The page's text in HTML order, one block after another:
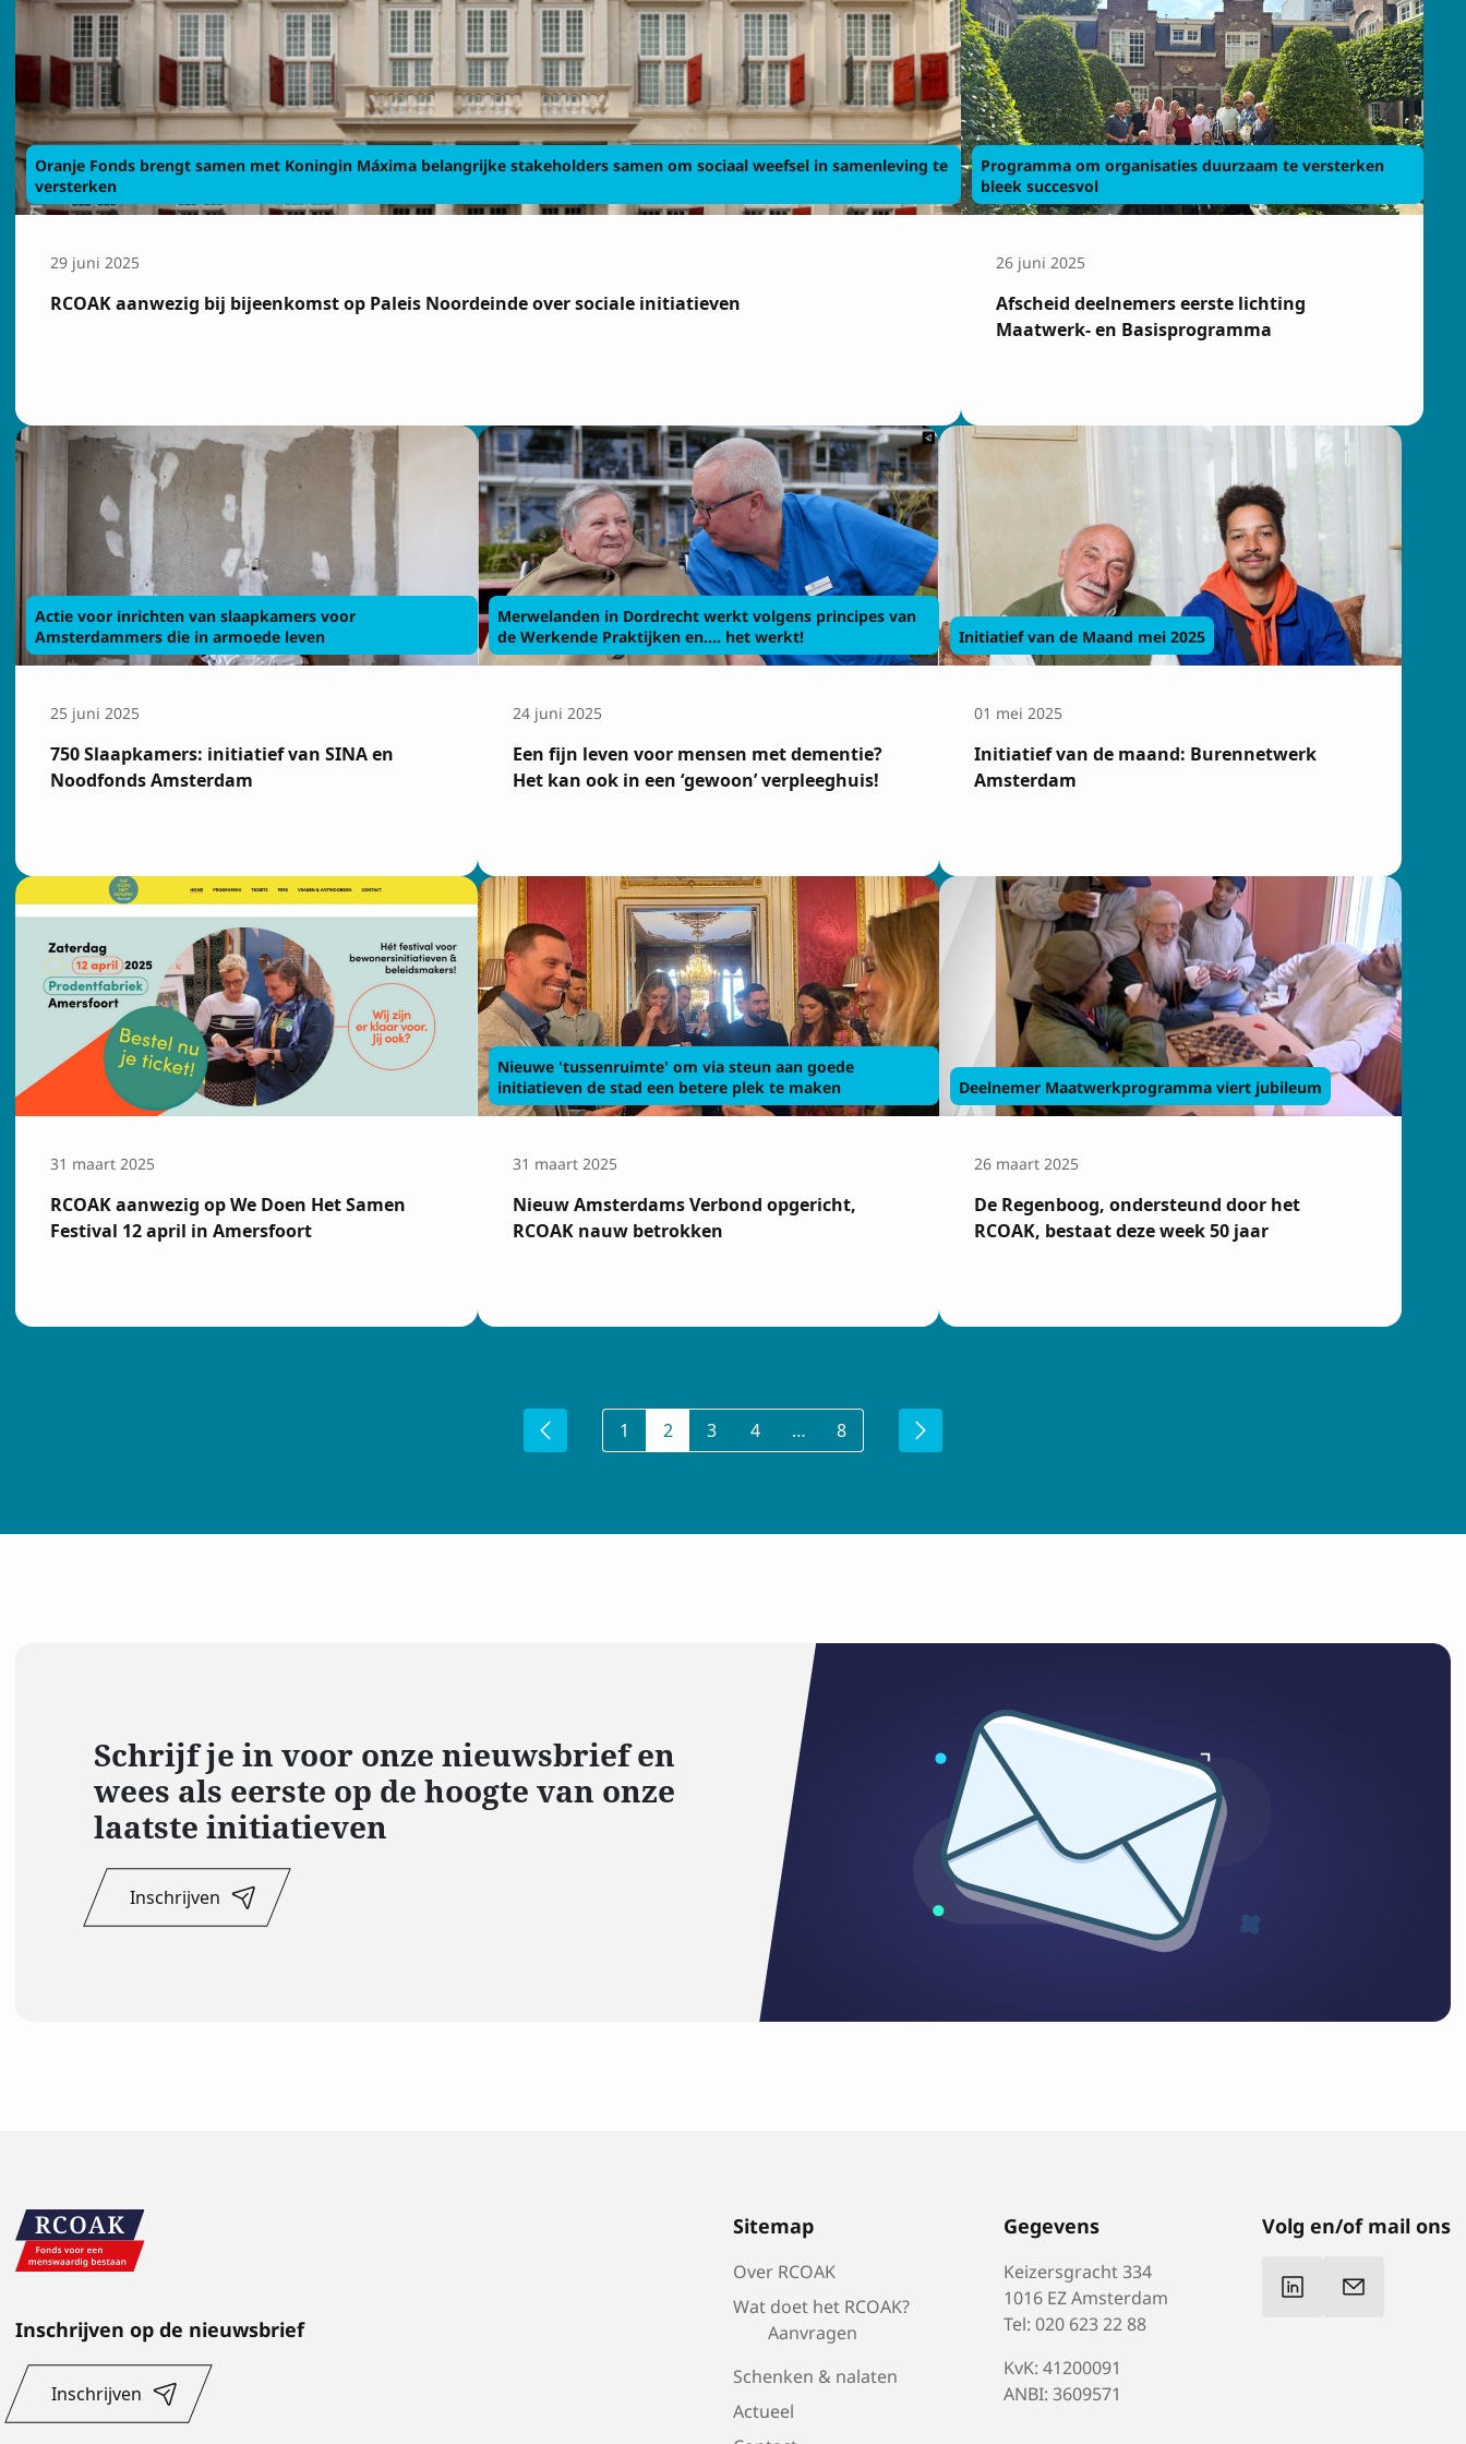
Oranje Fonds brengt samen met Koningin Máxima belangrijke stakeholders samen om sociaal weefsel in samenleving te
versterken
29 juni 2025
RCOAK aanwezig bij bijeenkomst op Paleis Noordeinde over sociale initiatieven
Programma om organisaties duurzaam te versterken
bleek succesvol
26 juni 2025
Afscheid deelnemers eerste lichting
Maatwerk- en Basisprogramma
Actie voor inrichten van slaapkamers voor
Amsterdammers die in armoede leven
25 juni 2025
750 Slaapkamers: initiatief van SINA en
Noodfonds Amsterdam
Merwelanden in Dordrecht werkt volgens principes van
de Werkende Praktijken en.... het werkt!
24 juni 2025
Een fijn leven voor mensen met dementie?
Het kan ook in een ‘gewoon’ verpleeghuis!
Initiatief van de Maand mei 2025
01 mei 2025
Initiatief van de maand: Burennetwerk
Amsterdam
31 maart 2025
RCOAK aanwezig op We Doen Het Samen
Festival 12 april in Amersfoort
Nieuwe 'tussenruimte' om via steun aan goede
initiatieven de stad een betere plek te maken
31 maart 2025
Nieuw Amsterdams Verbond opgericht,
RCOAK nauw betrokken
Deelnemer Maatwerkprogramma viert jubileum
26 maart 2025
De Regenboog, ondersteund door het
RCOAK, bestaat deze week 50 jaar
1 2 3 4 … 8
Schrijf je in voor onze nieuwsbrief en
wees als eerste op de hoogte van onze
laatste initiatieven
Inschrijven
Inschrijven op de nieuwsbrief
Voornaam Achtenaam
E-mailadres
Ik ga akkoord met devoorwaarden
Inschrijven op de nieuwsbrief
Inschrijven
Sitemap
Over RCOAK
Wat doet het RCOAK?
Aanvragen
Schenken & nalaten
Actueel
Gegevens
Keizersgracht 334
1016 EZ Amsterdam
Tel: 020 623 22 88
KvK: 41200091
ANBI: 3609571
Volg en/of mail ons